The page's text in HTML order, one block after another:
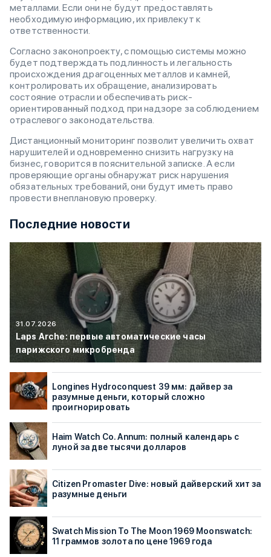
металлами. Если они не будут предоставлять
необходимую информацию, их привлекут к
ответственности.
Согласно законопроекту, с помощью системы можно
будет подтверждать подлинность и легальность
происхождения драгоценных металлов и камней,
контролировать их обращение, анализировать
состояние отрасли и обеспечивать риск-
ориентированный подход при надзоре за соблюдением
отраслевого законодательства.
Дистанционный мониторинг позволит увеличить охват
нарушителей и одновременно снизить нагрузку на
бизнес, говорится в пояснительной записке. А если
проверяющие органы обнаружат риск нарушения
обязательных требований, они будут иметь право
провести внеплановую проверку.
Последние новости
31.07.2026
Laps Arche: первые автоматические часы
парижского микробренда
Longines Hydroconquest 39 мм: дайвер за
разумные деньги, который сложно
проигнорировать
Haim Watch Co. Annum: полный календарь с
луной за две тысячи долларов
Citizen Promaster Dive: новый дайверский хит за
разумные деньги
Swatch Mission To The Moon 1969 Moonswatch:
11 граммов золота по цене 1969 года